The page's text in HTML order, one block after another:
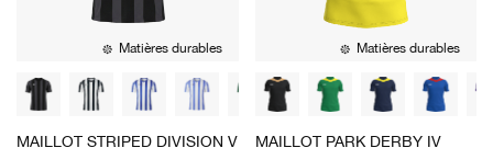
Matières durables
MAILLOT STRIPED DIVISION V
Matières durables
MAILLOT PARK DERBY IV